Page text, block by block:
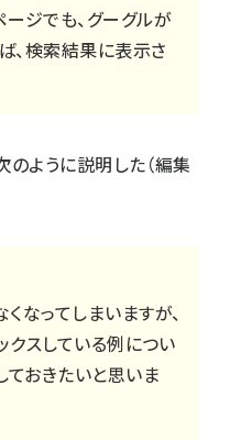
ジでも、グーグルが
、検索結果に表示さ
ように説明した（編集
なってしまいますが、
スしている例につい
ておきたいと思いま